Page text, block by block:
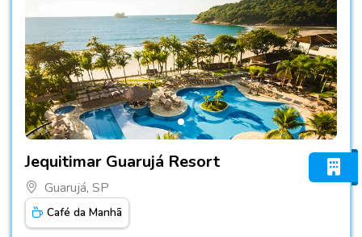
Jequitimar Guarujá Resort
Guarujá, SP
Café da Manhã